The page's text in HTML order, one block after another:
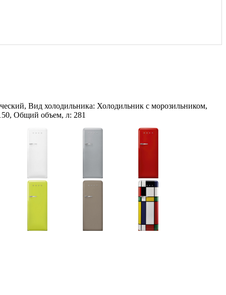
Вид холодильника: Холодильник с морозильником,
Общий объем, л: 281